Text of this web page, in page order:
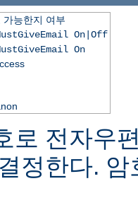
가능한지 여부
On|Off
On
로 전자우
정한다.